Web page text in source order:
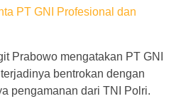
PT GNI Profesional dan
Prabowo mengatakan PT GNI
bentrokan dengan
pengamanan dari TNI Polri.